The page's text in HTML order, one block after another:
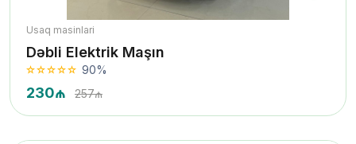
Usaq masinlari
Dəbli Elektrik Maşın
90%
230₼ 257₼